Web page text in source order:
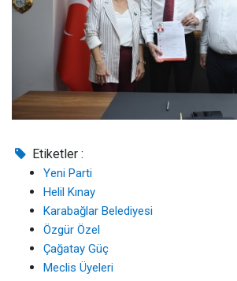
Etiketler :
Yeni Parti
Helil Kınay
Karabağlar Belediyesi
Özgür Özel
Çağatay Güç
Meclis Üyeleri